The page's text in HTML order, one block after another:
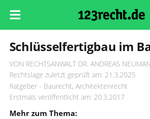
Schlüsselfertigbau im
VON RECHTSANWALT DR. ANDREAS
Rechtslage zuletzt geprüft am: 21.3.2025
Ratgeber - Baurecht, Architektenrecht
Erstmals veröffentlicht am: 20.3.2017
Mehr zum Thema: